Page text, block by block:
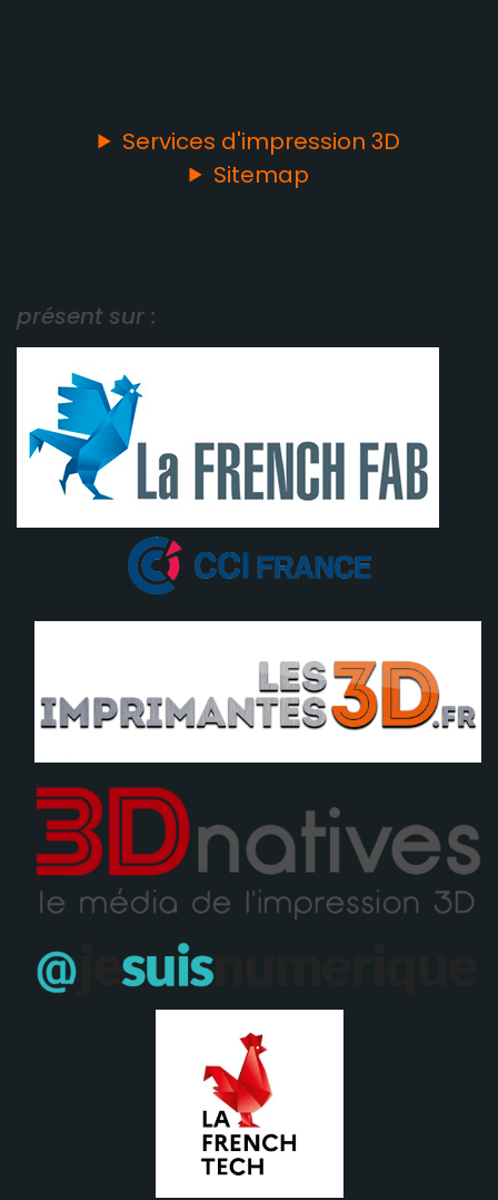
Services d'impression 3D
Sitemap
présent sur :